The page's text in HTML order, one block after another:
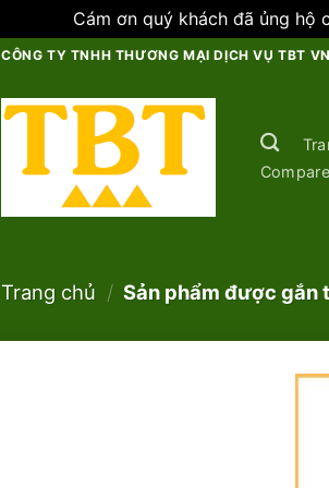
Cám ơn quý khách đã ủng hộ
CÔNG TY TNHH THƯƠNG MẠI DỊCH VỤ TBT
Compare
Trang chủ / Sản phẩm được gắn